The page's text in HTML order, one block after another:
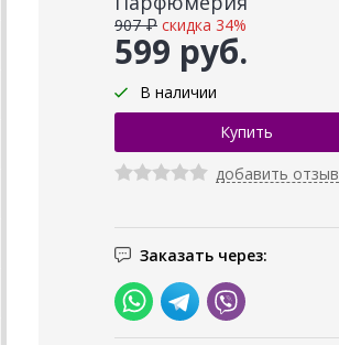
599 руб.
907 ₽ скидка 34%
В наличии
добавить отзыв
Заказать через: